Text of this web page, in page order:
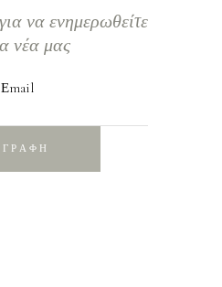
να ενημερωθείτε
νέα μας
Εmail